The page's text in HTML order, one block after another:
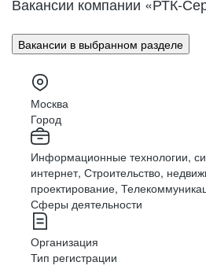
Вакансии компании «РТК-
Вакансии в выбранном разделе
Москва
Город
Информационные технологии,
интернет, Строительство,
проектирование,
Сферы деятельности
Организация
Тип регистрации